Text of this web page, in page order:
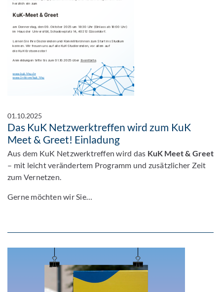
01.10.2025
Das KuK Netzwerktreffen wird zum KuK
Meet & Greet! Einladung
Aus dem KuK Netzwerktreffen wird das KuK Meet & Greet
– mit leicht verändertem Programm und zusätzlicher Zeit
zum Vernetzen.
Gerne möchten wir Sie…